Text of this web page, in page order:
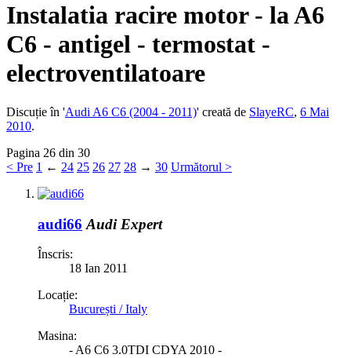
Instalatia racire motor - la A6
C6 - antigel - termostat -
electroventilatoare
Discuție în 'Audi A6 C6 (2004 - 2011)' creată de SlayeRC, 6 Mai
2010.
Pagina 26 din 30
< Pre 1 ← 24 25 26 27 28 → 30 Următorul >
audi66 Audi Expert
Înscris:
18 Ian 2011
Locație:
București / Italy
Masina:
- A6 C6 3.0TDI CDYA 2010 -